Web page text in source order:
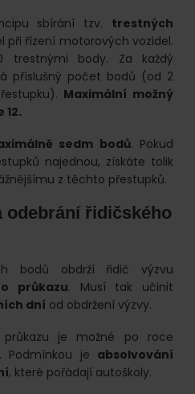
sbírání tzv. trestných
při řízení motorových vozidel.
trestnými body. Za každý
příslušný počet bodů (od 2
Maximální možný
sedm bodů. Pokud
najednou, získáte tolik
z těchto přestupků.
odebrání řidičského
bodů obdrží řidič výzvu
průkazu. Musí tak učinit
dní od obdržení výzvy.
průkazu je možné po roce
Podmínkou je absolvování
, které pořádají autoškoly.